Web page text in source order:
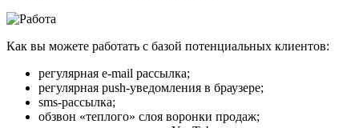
Как вы можете работать с базой потенциальных клиентов:
регулярная e-mail рассылка;
регулярная push-уведомления в браузере;
sms-рассылка;
обзвон «теплого» слоя воронки продаж;